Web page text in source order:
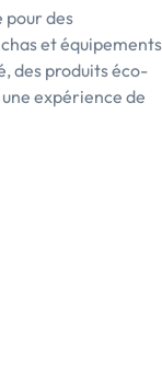
pour des
et équipements
des produits éco-
expérience de